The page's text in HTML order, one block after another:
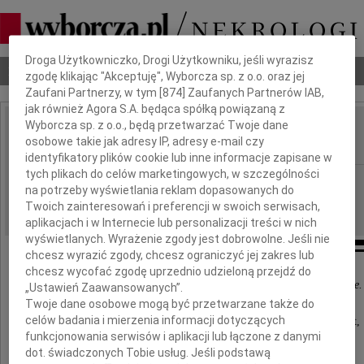
Nekrologi Odeszli Poradnik pogrzebowy
IMIĘ I NAZWISKO: Stefan Karol Gliński
REGION: cała Polska
DATA EMISJI: 05.01.2010
Góry dla mnie łaskawe, były dla Ciebie okrutne.
W dniu 30 grudnia 2009 roku, w wieku 26 lat,
zginął w lawinie śnieżnej z Rysów
Dbamy o Twoją prywatność
Droga Użytkowniczko, Drogi Użytkowniku, jeśli wyrazisz
zgodę klikając "Akceptuję", Wyborcza sp. z o.o. oraz jej
Zaufani Partnerzy, w tym [874 ] Zaufanych Partnerów IAB,
jak również Agora S.A. będąca spółką powiązaną z
Wyborcza sp. z o.o., będą przetwarzać Twoje dane
osobowe takie jak adresy IP, adresy e-mail czy
identyfikatory plików cookie lub inne informacje zapisane w
tych plikach do celów marketingowych, w szczególności
na potrzeby wyświetlania reklam dopasowanych do
Twoich zainteresowań i preferencji w swoich serwisach,
aplikacjach i w Internecie lub personalizacji treści w nich
wyświetlanych. Wyrażenie zgody jest dobrowolne. Jeśli nie
chcesz wyrazić zgody, chcesz ograniczyć jej zakres lub
chcesz wycofać zgodę uprzednio udzieloną przejdź do
„Ustawień Zaawansowanych”.
Twoje dane osobowe mogą być przetwarzane także do
celów badania i mierzenia informacji dotyczących
funkcjonowania serwisów i aplikacji lub łączone z danymi
dot. świadczonych Tobie usług. Jeśli podstawą